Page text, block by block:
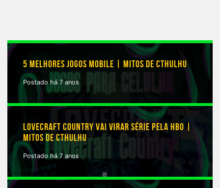
5 MELHORES JOGOS MOBILE | MITOS DE CTHULHU
Postado há 7 anos
LOVECRAFT COUNTRY VAI VIRAR SÉRIE PELA HBO |
MITOS DE CTHULHU
Postado há 7 anos